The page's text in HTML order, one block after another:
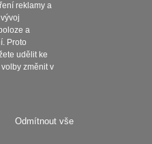
nůž
reklamy a
a
Proto
udělit ke
změnit v
Odmítnout vše